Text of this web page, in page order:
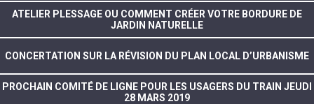
ATELIER PLESSAGE OU COMMENT CRÉER VOTRE BORDURE DE
JARDIN NATURELLE
CONCERTATION SUR LA RÉVISION DU PLAN LOCAL D’URBANISME
PROCHAIN COMITÉ DE LIGNE POUR LES USAGERS DU TRAIN JEUDI
28 MARS 2019